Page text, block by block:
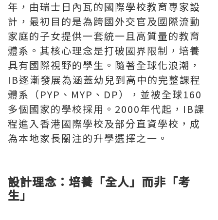
年，由瑞士日內瓦的國際學校教育專家設
計，最初目的是為跨國外交官及國際流動
家庭的子女提供一套統一且高質量的教育
體系。其核心理念是打破國界限制，培養
具有國際視野的學生。隨著全球化浪潮，
IB逐漸發展為涵蓋幼兒到高中的完整課程
體系（PYP、MYP、DP），並被全球160
多個國家的學校採用。2000年代起，IB課
程進入香港國際學校及部分直資學校，成
為本地家長關注的升學選擇之一。
設計理念：培養「全人」而非「考
生」